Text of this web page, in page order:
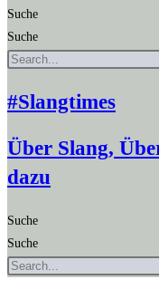
Suche
Suche
#Slangtimes
Über Slang,
dazu
Suche
Suche